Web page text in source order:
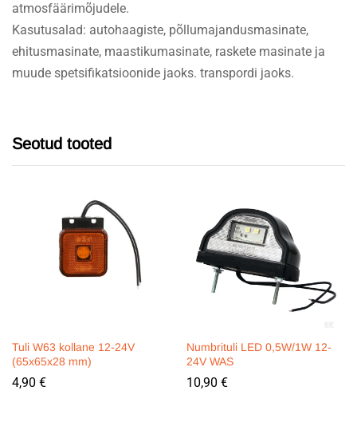
atmosfäärimõjudele.
Kasutusalad: autohaagiste, põllumajandusmasinate,
ehitusmasinate, maastikumasinate, raskete masinate ja
muude spetsifikatsioonide jaoks. transpordi jaoks.
Seotud tooted
Tuli W63 kollane 12-24V
(65x65x28 mm)
4,90 €
Numbrituli LED 0,5W/1W 12-
24V WAS
10,90 €